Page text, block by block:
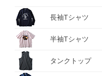
長袖Tシャツ
半袖Tシャツ
タンクトップ